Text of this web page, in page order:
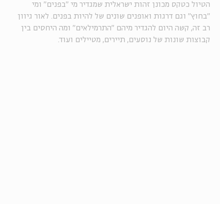
הטיול כטקס מכונן זהות ישראלית שמגדיר מי "בפנים" ומי
"בחוץ" וגם דרגות ואופנים שונים של להיות בפנים. לאור גיוון
רב זה, קשה היום להגדיר מיהם "התרמילאים" ומה היחסים בין
קבוצות שונות של נוסעים, תיירים, מטיילים ועוד.